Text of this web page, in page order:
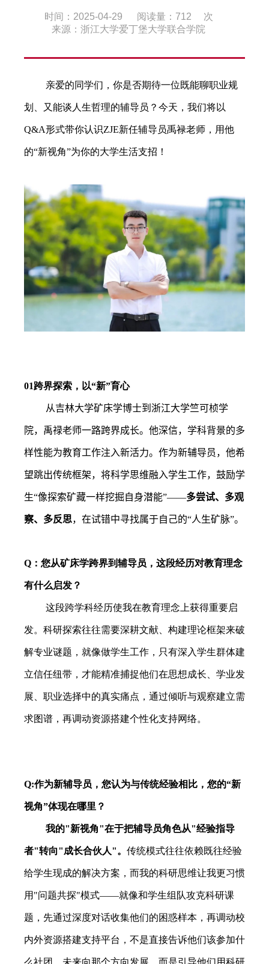
时间：2025-04-29 阅读量： 712
次
来源：浙江大学爱丁堡大学联合学院
亲爱的同学们，你是否期待一位既能聊职业规
划、又能谈人生哲理的辅导员？今天，我们将以
Q&A形式带你认识ZJE新任辅导员禹禄老师，用他
的“新视角”为你的大学生活支招！
01跨界探索，以“新”育心
从吉林大学矿床学博士到浙江大学竺可桢学
院，禹禄老师一路跨界成长。他深信，学科背景的多
样性能为教育工作注入新活力。作为新辅导员，他希
望跳出传统框架，将科学思维融入学生工作，鼓励学
生“像探索矿藏一样挖掘自身潜能”——多尝试、多观
察、多反思，在试错中寻找属于自己的“人生矿脉”。
Q ：您从矿床学跨界到辅导员，这段经历对教育理念
有什么启发？
这段跨学科经历使我在教育理念上获得重要启
发。科研探索往往需要深耕文献、构建理论框架来破
解专业谜题，就像做学生工作，只有深入学生群体建
立信任纽带，才能精准捕捉他们在思想成长、学业发
展、职业选择中的真实痛点，通过倾听与观察建立需
求图谱，再调动资源搭建个性化支持网络。
Q:作为新辅导员，您认为与传统经验相比，您的“新
视角”体现在哪里？
我的"新视角"在于把辅导员角色从"经验指导
者"转向"成长合伙人"。 传统模式往往依赖既往经验
给学生现成的解决方案，而我的科研思维让我更习惯
用 "问题共探"模式——就像和学生组队攻克科研课
题，先通过深度对话收集他们的困惑样本，再调动校
内外资源搭建支持平台，不是直接告诉他们该参加什
么社团、未来向那个方向发展，而是引导他们用科研